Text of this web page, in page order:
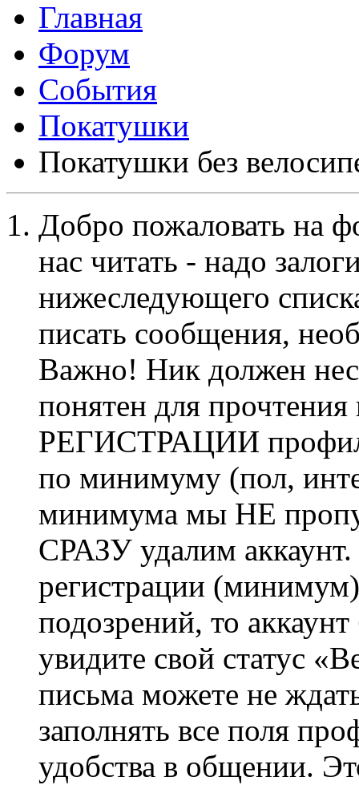
Форум
События
Покатушки
Покатушки без
Добро пожаловать на
нас читать - надо
нижеследующего
писать сообщения,
Важно! Ник должен
понятен для
РЕГИСТРАЦИИ профиль
по минимуму (пол,
минимума мы НЕ
СРАЗУ удалим
регистрации
подозрений, то
увидите свой статус
письма можете не
заполнять все поля
удобства в общении.